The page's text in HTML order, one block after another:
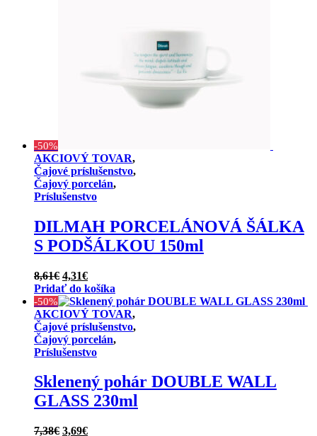
-50%
AKCIOVÝ TOVAR,
Čajové príslušenstvo,
Čajový porcelán,
Príslušenstvo
DILMAH PORCELÁNOVÁ ŠÁLKA
S PODŠÁLKOU 150ml
8,61€ Pôvodná
cena
bola:
8,61€.
4,31€Aktuálna
cena
je:
4,31€.
Pridať do košíka
-50%
AKCIOVÝ TOVAR,
Čajové príslušenstvo,
Čajový porcelán,
Príslušenstvo
Sklenený pohár DOUBLE WALL
GLASS 230ml
7,38€ Pôvodná
3,69€Aktuálna